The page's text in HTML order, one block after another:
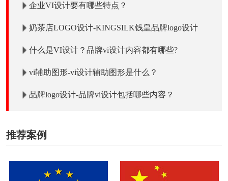
企业VI设计要有哪些特点？
奶茶店LOGO设计-KINGSILK钱皇品牌logo设计
什么是VI设计？品牌vi设计内容都有哪些?
vi辅助图形-vi设计辅助图形是什么？
品牌logo设计-品牌vi设计包括哪些内容？
推荐案例